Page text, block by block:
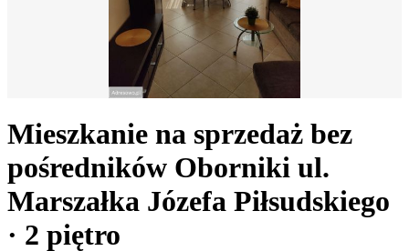
Mieszkanie na sprzedaż bez
pośredników Oborniki ul.
Marszałka Józefa Piłsudskiego
· 2 piętro